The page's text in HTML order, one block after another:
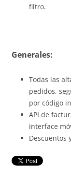
filtro.
Generales:
Todas las
pedidos,
por código
API de
interface
Descuentos